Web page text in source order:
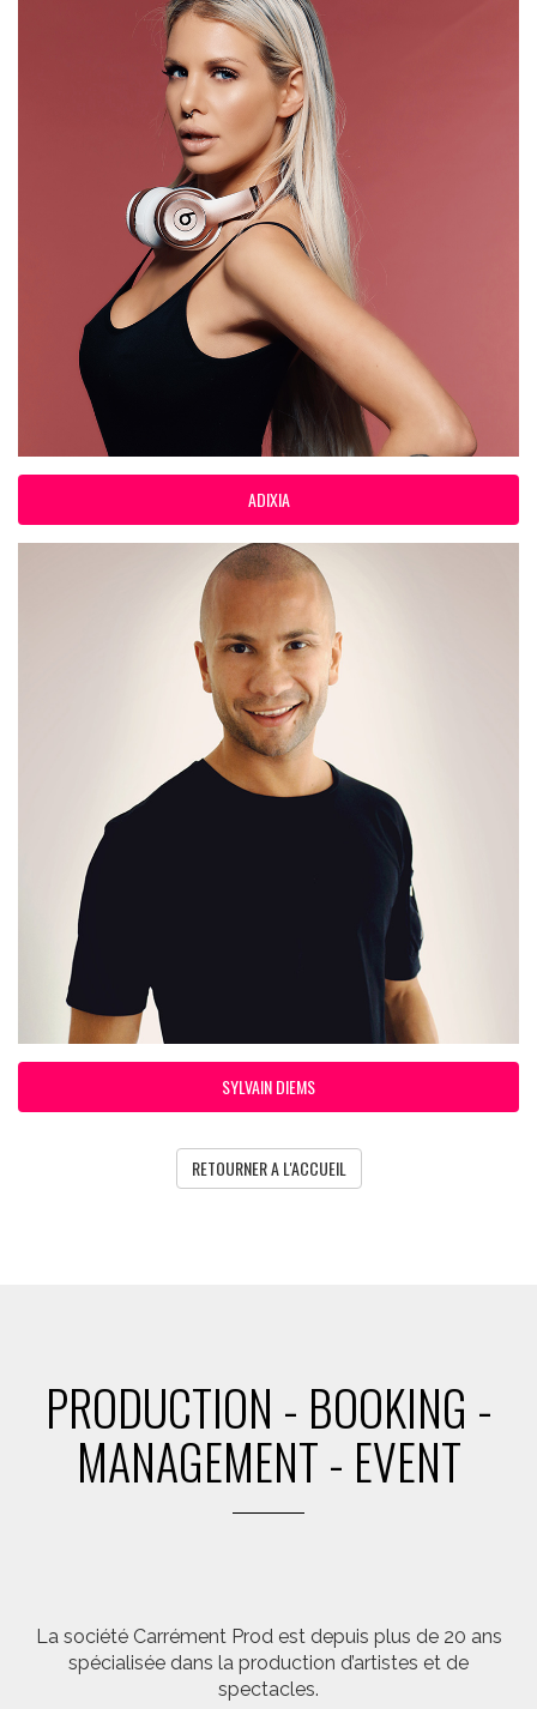
ADIXIA
SYLVAIN DIEMS
RETOURNER A L'ACCUEIL
PRODUCTION - BOOKING -
MANAGEMENT - EVENT
La société Carrément Prod est depuis plus de 20 ans
spécialisée dans la production d’artistes et de
spectacles.